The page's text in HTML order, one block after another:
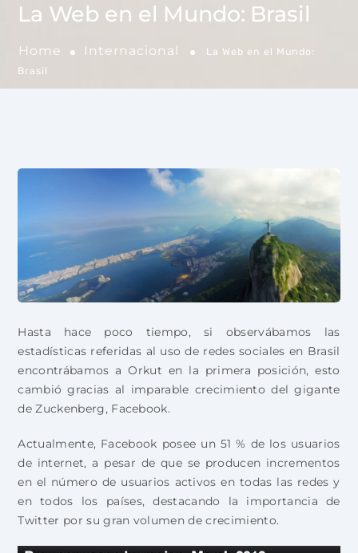
La Web en el Mundo: Brasil
Home Internacional
La Web en el Mundo:
Brasil
Hasta hace poco tiempo, si observábamos las
estadísticas referidas al uso de redes sociales en Brasil
encontrábamos a Orkut en la primera posición, esto
cambió gracias al imparable crecimiento del gigante
de Zuckenberg, Facebook.
Actualmente, Facebook posee un 51 % de los usuarios
de internet, a pesar de que se producen incrementos
en el número de usuarios activos en todas las redes y
en todos los países, destacando la importancia de
Twitter por su gran volumen de crecimiento.